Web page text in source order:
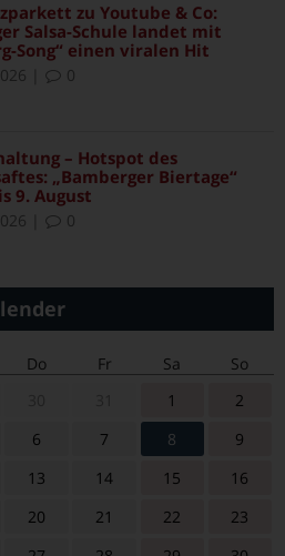
zu Youtube & Co:
Salsa-Schule landet mit
Song“ einen viralen Hit
0
– Hotspot des
„Bamberger Biertage“
9. August
0
Do Fr Sa
So
1
2
6 7 8
9
13 14 15
16
20 21 22
23